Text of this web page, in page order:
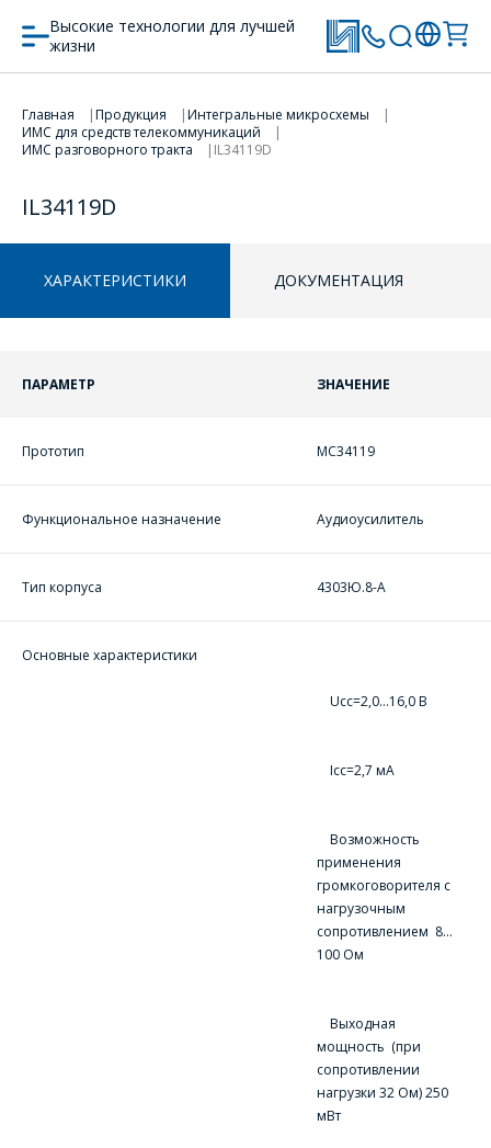
Высокие технологии для лучшей
жизни
Главная Продукция
Интегральные микросхемы
ИМС для средств телекоммуникаций
ИМС разговорного тракта
IL34119D
IL34119D
ХАРАКТЕРИСТИКИ ДОКУМЕНТАЦИЯ
ПАРАМЕТР ЗНАЧЕНИЕ
Прототип MC34119
Функциональное назначение Аудиоусилитель
Тип корпуса 4303Ю.8-А
Основные характеристики
Ucc=2,0…16,0 В
Icc=2,7 мА
Возможность
применения
громкоговорителя с
нагрузочным
сопротивлением 8…
100 Ом
Выходная
мощность (при
сопротивлении
нагрузки 32 Ом) 250
мВт
ПЕРЕЙТИ В КОРЗИНУ
ПЕРЕЙТИ В КОРЗИНУ
Форма предназначена
для юридических лиц
Продажи физическим
осуществляются в ТД
сотрудники компании
СОТРУДНИКИ
КОМПАНИИ С